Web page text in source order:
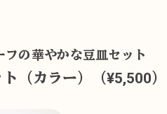
の華やかな豆皿セット
ラー） （¥5,500）